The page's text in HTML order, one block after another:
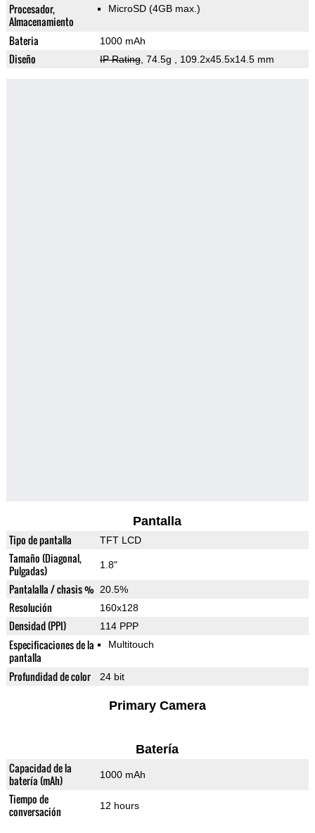
Procesador,
Almacenamiento
MicroSD (4GB max.)
Bateria 1000 mAh
Diseño IP Rating, 74.5g , 109.2x45.5x14.5 mm
Pantalla
Tipo de pantalla TFT LCD
Tamaño (Diagonal,
Pulgadas)
1.8"
Pantalalla / chasis % 20.5%
Resolución 160x128
Densidad (PPI) 114 PPP
Especificaciones de la
pantalla
Multitouch
Profundidad de color 24 bit
Primary Camera
Batería
Capacidad de la
batería (mAh)
1000 mAh
Tiempo de
conversación
12 hours